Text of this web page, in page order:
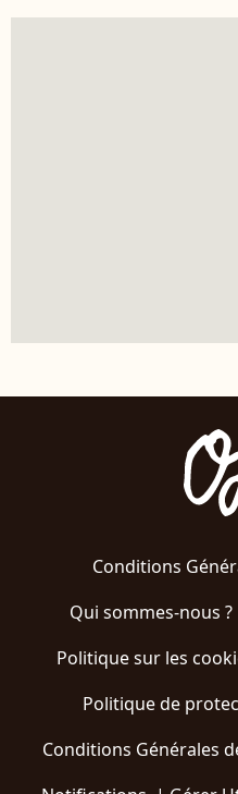
Conditions
Qui sommes-nous ?
Politique sur les
Politique de
Conditions Générales